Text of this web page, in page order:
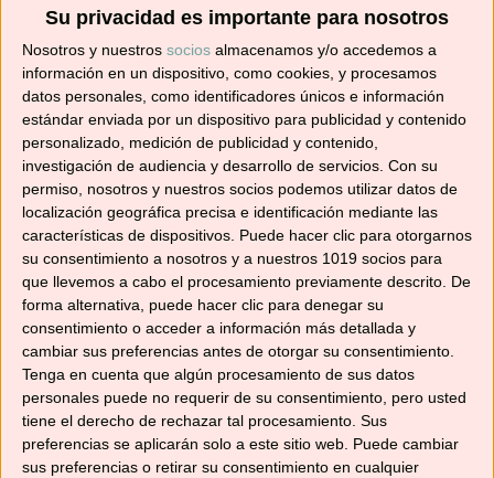
Su privacidad es importante para nosotros
Nosotros y nuestros socios almacenamos y/o accedemos a
información en un dispositivo, como cookies, y procesamos
datos personales, como identificadores únicos e información
estándar enviada por un dispositivo para publicidad y contenido
personalizado, medición de publicidad y contenido,
investigación de audiencia y desarrollo de servicios. Con su
permiso, nosotros y nuestros socios podemos utilizar datos de
localización geográfica precisa e identificación mediante las
características de dispositivos. Puede hacer clic para otorgarnos
su consentimiento a nosotros y a nuestros 1019 socios para
que llevemos a cabo el procesamiento previamente descrito. De
forma alternativa, puede hacer clic para denegar su
consentimiento o acceder a información más detallada y
cambiar sus preferencias antes de otorgar su consentimiento.
Tenga en cuenta que algún procesamiento de sus datos
personales puede no requerir de su consentimiento, pero usted
tiene el derecho de rechazar tal procesamiento. Sus
preferencias se aplicarán solo a este sitio web. Puede cambiar
sus preferencias o retirar su consentimiento en cualquier
hacerlas y no os las comáis todas (¡ay
golosines!), que pronto vamos a hacer un postre
de rechupete con unos cuantos biscuits. En una
lata se conservan perfectamente (lo hemos
probado y eso que nos ha costado un montón
…Leer más
Categorías
Recetas con Thermomix,Recetas de postres
y dulces
Etiquetas
biscuits rosés ,cocina francesa,cocina
internacional , galletas , galletas caseras
Navidad ,robot de cocina,Tm31,Tm5,TM6
10 comentarios